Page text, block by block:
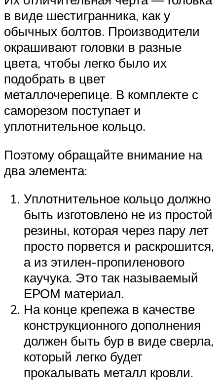
в виде шестигранника, как у
обычных болтов. Производители
окрашивают головки в разные
цвета, чтобы легко было их
подобрать в цвет
металлочерепице. В комплекте с
саморезом поступает и
уплотнительное кольцо.
Поэтому обращайте внимание на
два элемента:
Уплотнительное кольцо должно
быть изготовлено не из простой
резины, которая через пару лет
просто порвется и раскрошится,
а из этилен-пропиленового
каучука. Это так называемый
ЕРОМ материал.
На конце крепежа в качестве
конструкционного дополнения
должен быть бур в виде сверла,
который легко будет
прокалывать металл кровли.